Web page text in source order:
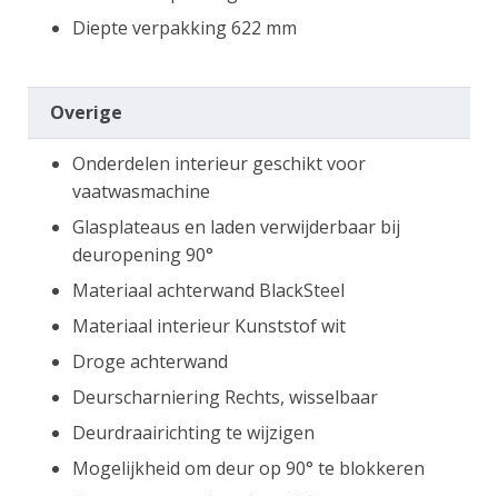
Diepte verpakking 622 mm
Overige
Onderdelen interieur geschikt voor
vaatwasmachine
Glasplateaus en laden verwijderbaar bij
deuropening 90°
Materiaal achterwand BlackSteel
Materiaal interieur Kunststof wit
Droge achterwand
Deurscharniering Rechts, wisselbaar
Deurdraairichting te wijzigen
Mogelijkheid om deur op 90° te blokkeren